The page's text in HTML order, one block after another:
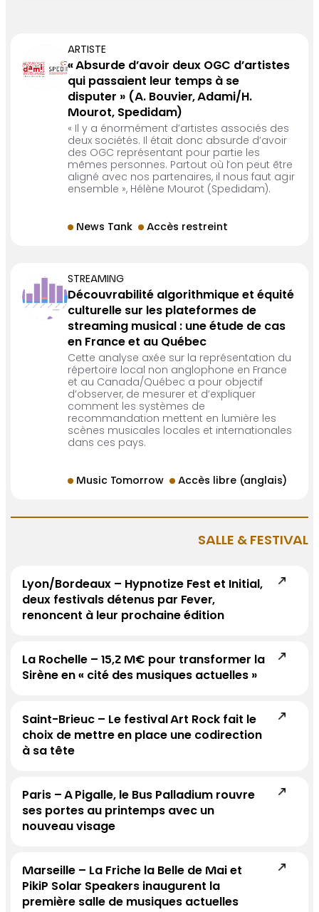
ARTISTE
« Absurde d’avoir deux OGC d’artistes
qui passaient leur temps à se
disputer » (A. Bouvier, Adami/H.
Mourot, Spedidam)
« Il y a énormément d’artistes associés des
deux sociétés. Il était donc absurde d’avoir
des OGC représentant pour partie les
mêmes personnes. Partout où l’on peut être
aligné avec nos partenaires, il nous faut agir
ensemble », Hélène Mourot (Spedidam).
News Tank Accès restreint
STREAMING
Découvrabilité algorithmique et équité
culturelle sur les plateformes de
streaming musical : une étude de cas
en France et au Québec
Cette analyse axée sur la représentation du
répertoire local non anglophone en France
et au Canada/Québec a pour objectif
d’observer, de mesurer et d’expliquer
comment les systèmes de
recommandation mettent en lumière les
scènes musicales locales et internationales
dans ces pays.
Music Tomorrow Accès libre (anglais)
SALLE & FESTIVAL
Lyon/Bordeaux – Hypnotize Fest et Initial,
deux festivals détenus par Fever,
renoncent à leur prochaine édition
La Rochelle – 15,2 M€ pour transformer la
Sirène en « cité des musiques actuelles »
Saint-Brieuc – Le festival Art Rock fait le
choix de mettre en place une codirection
à sa tête
Paris – A Pigalle, le Bus Palladium rouvre
ses portes au printemps avec un
nouveau visage
Marseille – La Friche la Belle de Mai et
PikiP Solar Speakers inaugurent la
première salle de musiques actuelles